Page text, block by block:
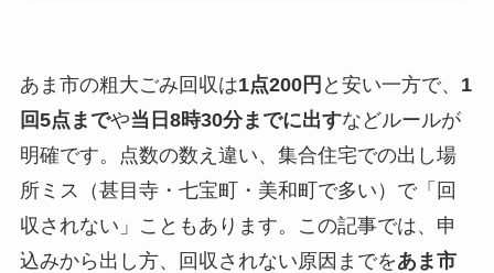
あま市の粗大ごみ回収は1点200円 と安い一方で、 1
回5点までや当日8時30分までに出すなどルールが
明確です。点数の数え違い、集合住宅での出し場
所ミス（甚目寺・七宝町・美和町で多い）で「回
収されない」こともあります。この記事では、申
込みから出し方、回収されない原因までをあま市